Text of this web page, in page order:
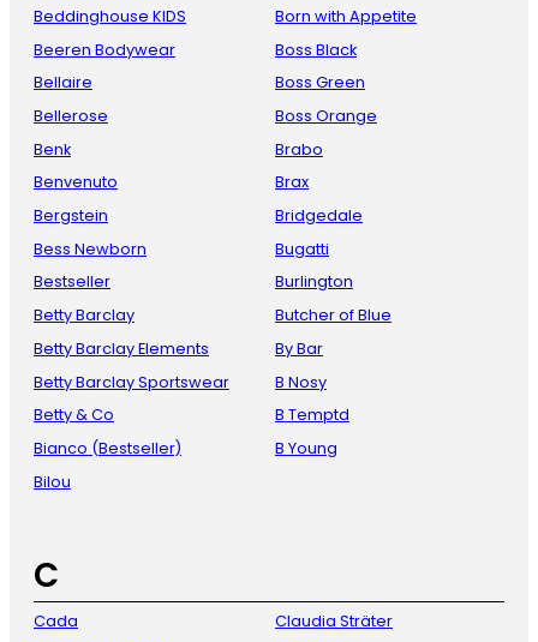
Beddinghouse KIDS
Beeren Bodywear
Bellaire
Bellerose
Benk
Benvenuto
Bergstein
Bess Newborn
Bestseller
Betty Barclay
Betty Barclay Elements
Betty Barclay Sportswear
Betty & Co
Bianco (Bestseller)
Bilou
Born with Appetite
Boss Black
Boss Green
Boss Orange
Brabo
Brax
Bridgedale
Bugatti
Burlington
Butcher of Blue
By Bar
B Nosy
B Temptd
B Young
C
Cada
Claudia Sträter